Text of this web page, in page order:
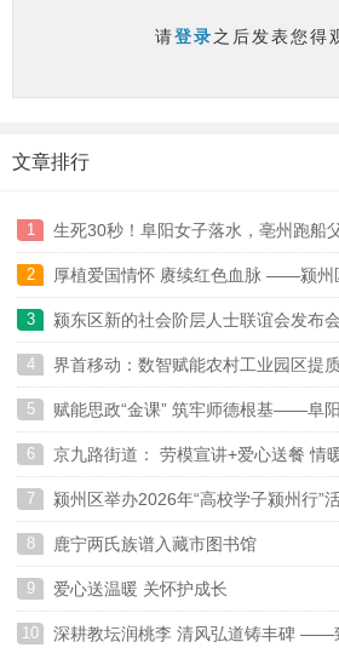
请登录之后发表您得
文章排行
1 生死30秒！阜阳女子落水，亳州跑船
2 厚植爱国情怀 赓续红色血脉 ——颍州
3 颍东区新的社会阶层人士联谊会发布
4 界首移动：数智赋能农村工业园区提
5 赋能思政“金课” 筑牢师德根基——阜
6 京九路街道： 劳模宣讲+爱心送餐 情
7 颍州区举办2026年“高校学子颍州行”
8 鹿宁两氏族谱入藏市图书馆
9 爱心送温暖 关怀护成长
10 深耕教坛润桃李 清风弘道铸丰碑 ——